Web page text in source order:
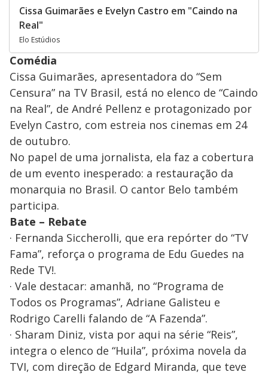
Cissa Guimarães e Evelyn Castro em "Caindo na
Real"
Elo Estúdios
Comédia
Cissa Guimarães, apresentadora do “Sem
Censura” na TV Brasil, está no elenco de “Caindo
na Real”, de André Pellenz e protagonizado por
Evelyn Castro, com estreia nos cinemas em 24
de outubro.
No papel de uma jornalista, ela faz a cobertura
de um evento inesperado: a restauração da
monarquia no Brasil. O cantor Belo também
participa.
Bate – Rebate
· Fernanda Siccherolli, que era repórter do “TV
Fama”, reforça o programa de Edu Guedes na
Rede TV!.
· Vale destacar: amanhã, no “Programa de
Todos os Programas”, Adriane Galisteu e
Rodrigo Carelli falando de “A Fazenda”.
· Sharam Diniz, vista por aqui na série “Reis”,
integra o elenco de “Huila”, próxima novela da
TVI, com direção de Edgard Miranda, que teve